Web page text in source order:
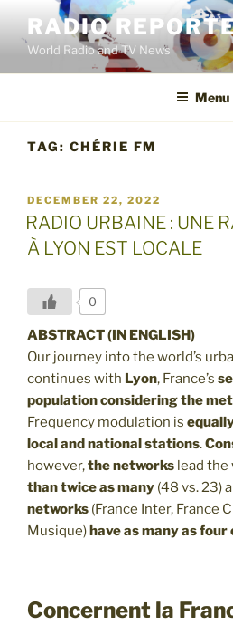
content
RADIO
World Radio and TV News
Menu
TAG: CHÉRIE FM
POSTED
ON
DECEMBER 22, 2022
RADIO URBAINE : UNE
À LYON EST LOCALE
0
ABSTRACT (IN ENGLISH)
Our journey into the world’s
continues with Lyon, France’s
populationconsidering the
Frequency modulation is
local and national stations.
however,the networks lead the
than twice as many (48 vs. 23)
networks (France Inter, France
Musique)have as many as four
Concernent la